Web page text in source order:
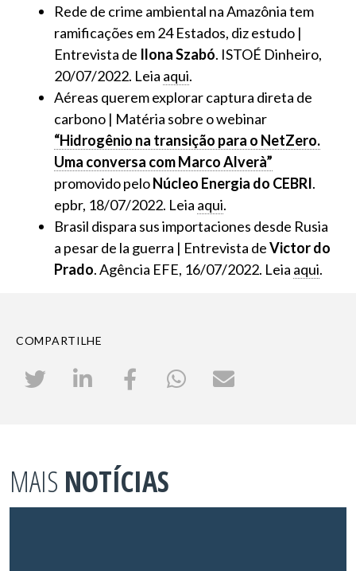
Rede de crime ambiental na Amazônia tem
ramificações em 24 Estados, diz estudo |
Entrevista de Ilona Szabó. ISTOÉ Dinheiro,
20/07/2022. Leia aqui.
Aéreas querem explorar captura direta de
carbono | Matéria sobre o webinar
“Hidrogênio na transição para o NetZero.
Uma conversa com Marco Alverà”
promovido peloNúcleo Energia do CEBRI.
epbr, 18/07/2022. Leia aqui.
Brasil dispara sus importaciones desde Rusia
a pesar de la guerra | Entrevista deVictor do
Prado. Agência EFE, 16/07/2022. Leia aqui.
COMPARTILHE
MAIS NOTÍCIAS